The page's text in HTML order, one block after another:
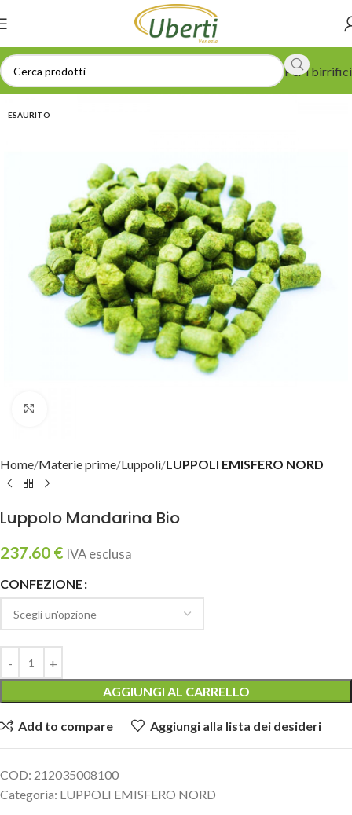
Per i birrifici
ESAURITO
Home Materie prime Luppoli LUPPOLI EMISFERO NORD
Luppolo Mandarina Bio
237.60 € IVA esclusa
CONFEZIONE
AGGIUNGI AL CARRELLO
Add to compare Aggiungi alla lista dei desideri
COD: 212035008100
Categoria: LUPPOLI EMISFERO NORD